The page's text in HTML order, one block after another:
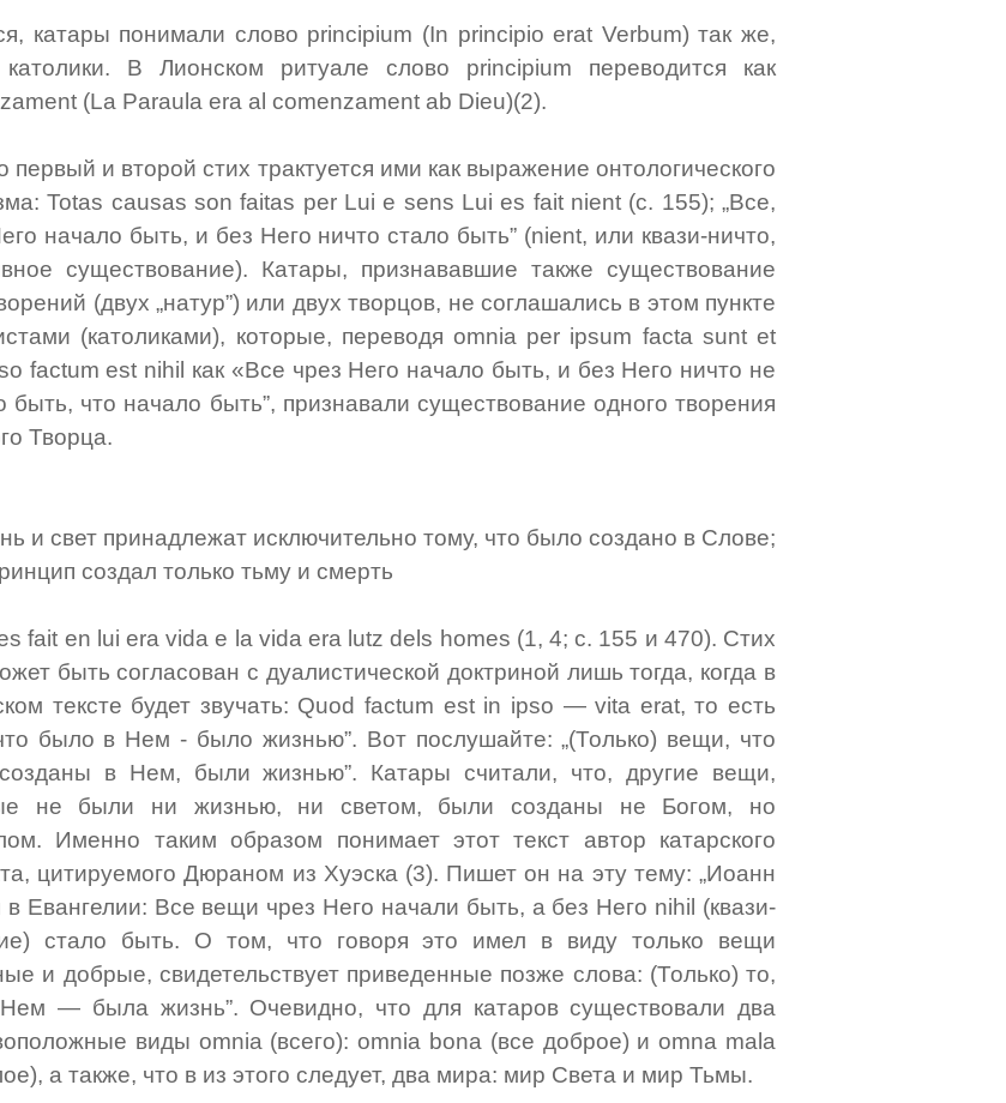
катары понимали слово principium (In principio erat Verbum) так же,
В Лионском ритуале слово principium переводится как
(La Paraula era al comenzament ab Dieu)(2).
первый и второй стих трактуется ими как выражение онтологического
Totas causas son faitas per Lui e sens Lui es fait nient (с. 155); „Все,
начало быть, и без Него ничто стало быть” (nient, или квази-ничто,
существование). Катары, признававшие также существование
(двух „натур”) или двух творцов, не соглашались в этом пункте
(католиками), которые, переводя omnia per ipsum facta sunt et
factum est nihil как «Все чрез Него начало быть, и без Него ничто не
быть, что начало быть”, признавали существование одного творения
Творца.
и свет принадлежат исключительно тому, что было создано в Слове;
создал только тьму и смерть
fait en lui era vida e la vida era lutz dels homes (1, 4; с. 155 и 470). Стих
быть согласован с дуалистической доктриной лишь тогда, когда в
тексте будет звучать: Quod factum est in ipso — vita erat, то есть
было в Нем - было жизнью”. Вот послушайте: „(Только) вещи, что
в Нем, были жизнью”. Катары считали, что, другие вещи,
не были ни жизнью, ни светом, были созданы не Богом, но
Именно таким образом понимает этот текст автор катарского
цитируемого Дюраном из Хуэска (3). Пишет он на эту тему: „Иоанн
в Евангелии: Все вещи чрез Него начали быть, а без Него nihil (квази-
стало быть. O том, что говоря это имел в виду только вещи
и добрые, свидетельствует приведенные позже слова: (Только) то,
— была жизнь”. Очевидно, что для катаров существовали два
виды omnia (всего): omnia bona (все доброе) и omna mala
а также, что в из этого следует, два мира: мир Света и мир Тьмы.